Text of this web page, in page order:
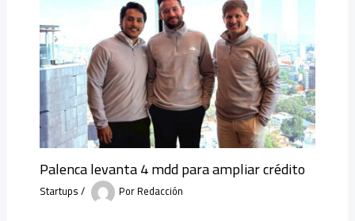
Palenca levanta 4 mdd para ampliar crédito
Startups/ PorRedacción